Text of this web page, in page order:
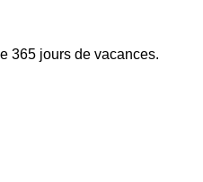
365 jours de vacances.